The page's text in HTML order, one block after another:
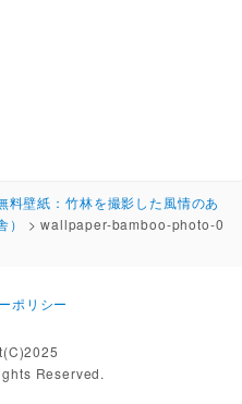
料壁紙：竹林を撮影した風情のあ
>wallpaper-bamboo-photo-0
ポリシー
Reserved.